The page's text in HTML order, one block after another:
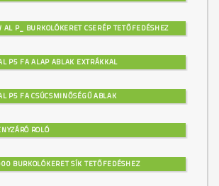
AL P_ BURKOLÓKERET CSERÉP TETŐFEDÉSHEZ
P5 FA ALAP ABLAK EXTRÁKKAL
P5 FA CSÚCSMINŐSÉGŰ ABLAK
ROLÓ
BURKOLÓKERET SÍK TETŐFEDÉSHEZ